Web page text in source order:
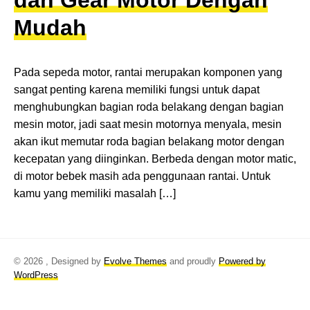
Mudah
Pada sepeda motor, rantai merupakan komponen yang
sangat penting karena memiliki fungsi untuk dapat
menghubungkan bagian roda belakang dengan bagian
mesin motor, jadi saat mesin motornya menyala, mesin
akan ikut memutar roda bagian belakang motor dengan
kecepatan yang diinginkan. Berbeda dengan motor matic,
di motor bebek masih ada penggunaan rantai. Untuk
kamu yang memiliki masalah […]
© 2026 , Designed by Evolve Themes and proudly Powered by
WordPress